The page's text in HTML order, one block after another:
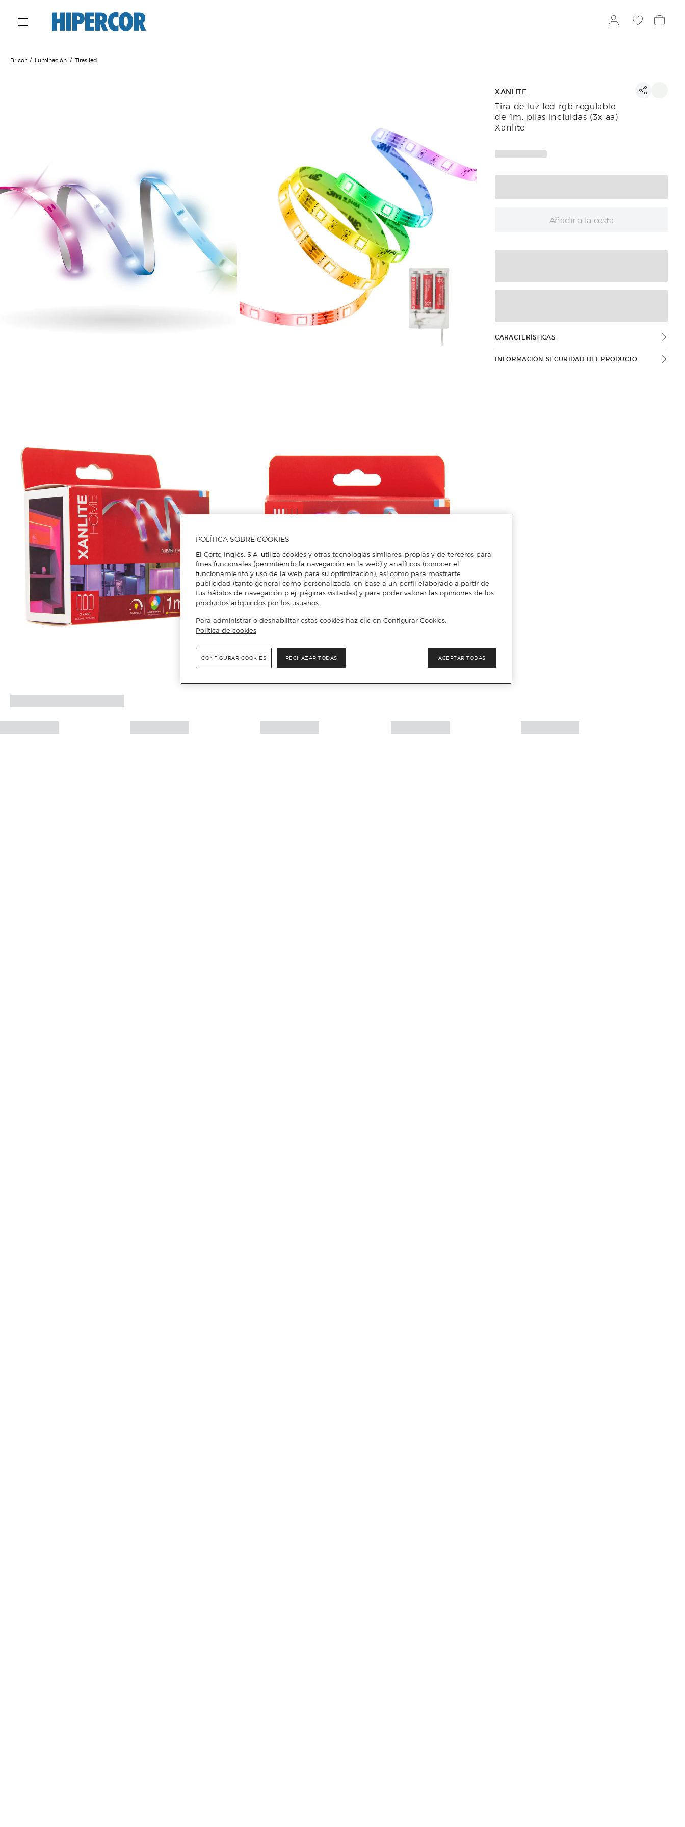
Bricor Iluminación Tiras led
XANLITE
Tira de luz led rgb regulable
de 1m, pilas incluidas (3x aa)
Xanlite
Añadir a la cesta
CARACTERÍSTICAS
INFORMACIÓN SEGURIDAD DEL PRODUCTO
POLÍTICA SOBRE COOKIES
El Corte Inglés, S.A. utiliza cookies y otras tecnologías similares, propias y de terceros para
fines funcionales (permitiendo la navegación en la web) y analíticos (conocer el
funcionamiento y uso de la web para su optimización), así como para mostrarte
publicidad (tanto general como personalizada, en base a un perfil elaborado a partir de
tus hábitos de navegación p.ej. páginas visitadas) y para poder valorar las opiniones de los
productos adquiridos por los usuarios.
Para administrar o deshabilitar estas cookies haz clic en Configurar Cookies.
Política de cookies
RECHAZAR TODAS ACEPTAR TODAS
CONFIGURAR COOKIES